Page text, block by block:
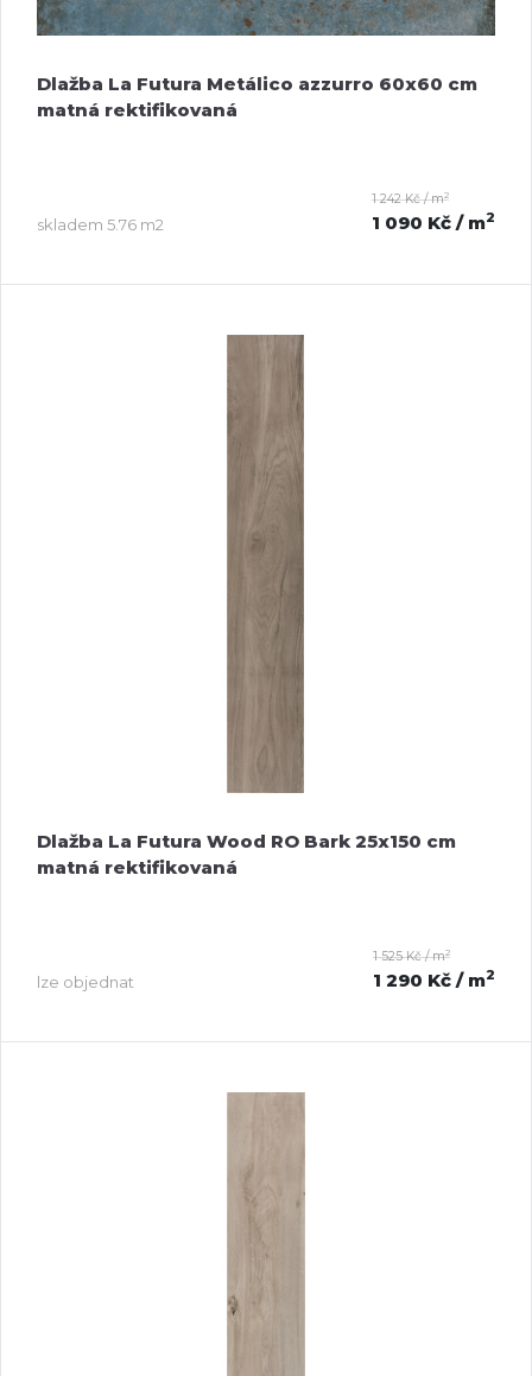
Dlažba La Futura Metálico azzurro 60x60 cm
matná rektifikovaná
skladem 5.76 m2
1 242 Kč / m2
1 090 Kč / m2
Dlažba La Futura Wood RO Bark 25x150 cm
matná rektifikovaná
lze objednat
1 525 Kč / m2
1 290 Kč / m2